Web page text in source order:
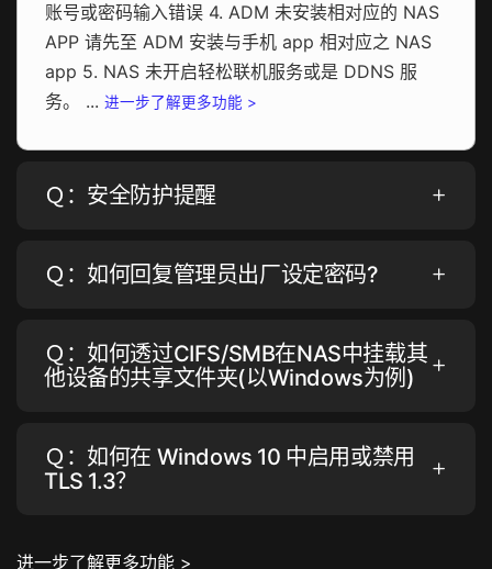
账号或密码输入错误 4. ADM 未安装相对应的 NAS
APP 请先至 ADM 安装与手机 app 相对应之 NAS
app 5. NAS 未开启轻松联机服务或是 DDNS 服
务。 ... 进一步了解更多功能 >
Ｑ：安全防护提醒
Ｑ：如何回复管理员出厂设定密码?
Ｑ：如何透过CIFS/SMB在NAS中挂载其
他设备的共享文件夹(以Windows为例)
Ｑ：如何在 Windows 10 中启用或禁用
TLS 1.3？
进一步了解更多功能 >